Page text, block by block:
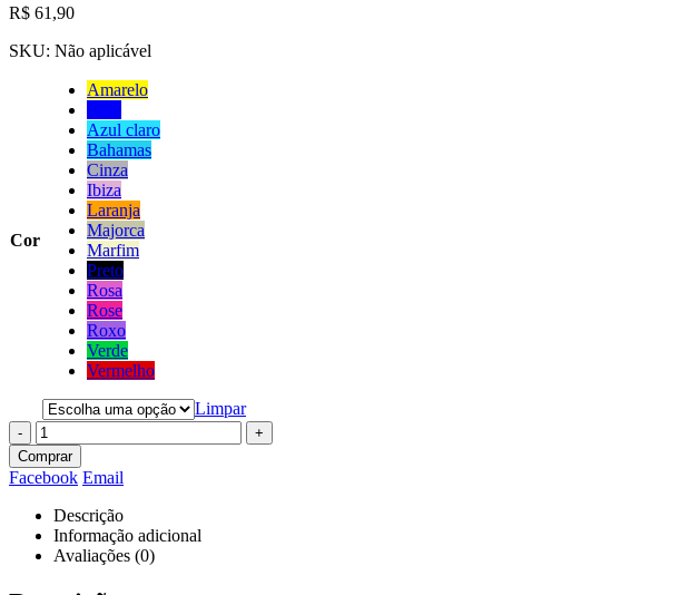
R$ 61,90
SKU: Não aplicável
Cor
Amarelo
Azul claro
Bahamas
Cinza
Ibiza
Laranja
Majorca
Marfim
Preto
Rosa
Rose
Roxo
Verde
Vermelho
Limpar
-
+
Comprar
Facebook Email
Descrição
Informação adicional
Avaliações (0)